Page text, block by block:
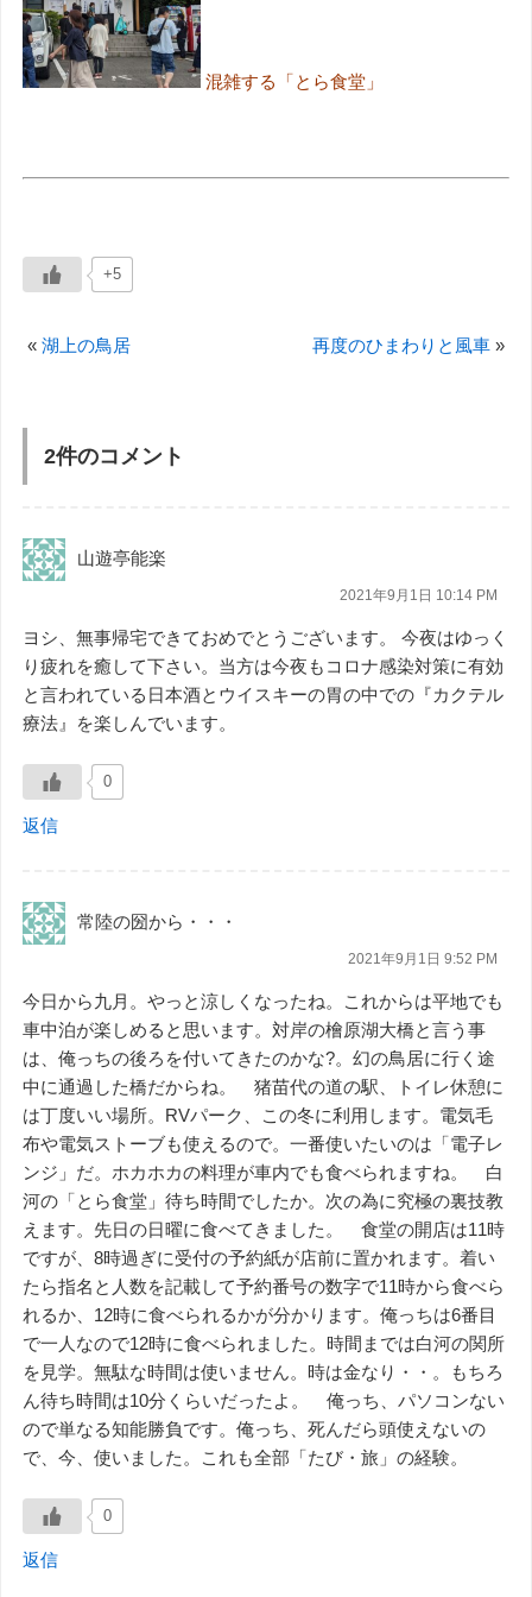
混雑する「とら食堂」
+5
« 湖上の鳥居 再度のひまわりと風車 »
2件のコメント
山遊亭能楽
2021年9月1日 10:14 PM
ヨシ、無事帰宅できておめでとうございます。 今夜はゆっく
り疲れを癒して下さい。当方は今夜もコロナ感染対策に有効
と言われている日本酒とウイスキーの胃の中での『カクテル
療法』を楽しんでいます。
0
返信
常陸の圀から・・・
2021年9月1日 9:52 PM
今日から九月。やっと涼しくなったね。これからは平地でも
車中泊が楽しめると思います。対岸の檜原湖大橋と言う事
は、俺っちの後ろを付いてきたのかな?。幻の鳥居に行く途
中に通過した橋だからね。 猪苗代の道の駅、トイレ休憩に
は丁度いい場所。RVパーク、この冬に利用します。電気毛
布や電気ストーブも使えるので。一番使いたいのは「電子レ
ンジ」だ。ホカホカの料理が車内でも食べられますね。 白
河の「とら食堂」待ち時間でしたか。次の為に究極の裏技教
えます。先日の日曜に食べてきました。 食堂の開店は11時
ですが、8時過ぎに受付の予約紙が店前に置かれます。着い
たら指名と人数を記載して予約番号の数字で11時から食べら
れるか、12時に食べられるかが分かります。俺っちは6番目
で一人なので12時に食べられました。時間までは白河の関所
を見学。無駄な時間は使いません。時は金なり・・。もちろ
ん待ち時間は10分くらいだったよ。 俺っち、パソコンない
ので単なる知能勝負です。俺っち、死んだら頭使えないの
で、今、使いました。これも全部「たび・旅」の経験。
0
返信